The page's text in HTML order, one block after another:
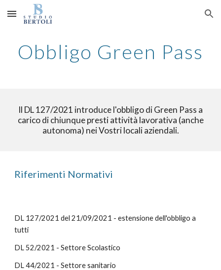
Skip to main content Skip to navigation
Obbligo Green Pass
Il DL 127/2021 introduce l'obbligo di Green Pass a
carico di chiunque presti attività lavorativa (anche
autonoma) nei Vostri locali aziendali.
Riferimenti Normativi
DL 127/2021 del 21/09/2021 - estensione dell'obbligo a
tutti
DL 52/2021 - Settore Scolastico
DL 44/2021 - Settore sanitario